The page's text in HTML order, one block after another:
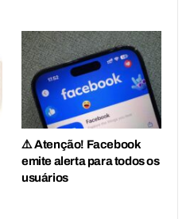
⚠️ Atenção! Facebook
emite alerta para todos os
usuários